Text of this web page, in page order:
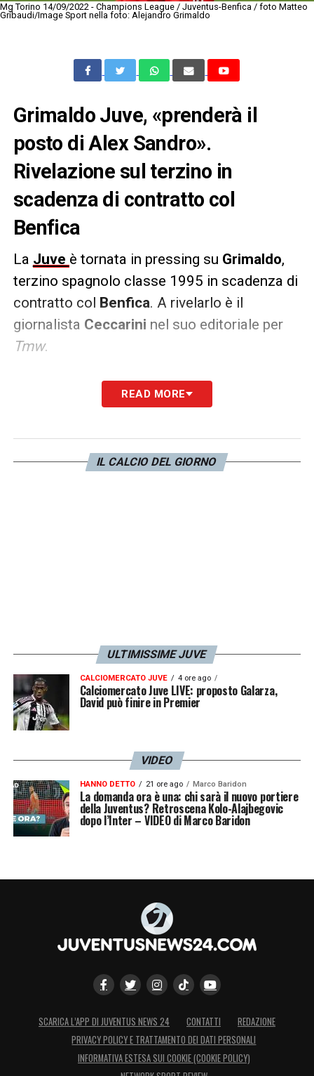
Mg Torino 14/09/2022 - Champions League / Juventus-Benfica / foto Matteo
Gribaudi/Image Sport nella foto: Alejandro Grimaldo
Grimaldo Juve, «prenderà il
posto di Alex Sandro».
Rivelazione sul terzino in
scadenza di contratto col
Benfica
La Juve è tornata in pressing su Grimaldo,
terzino spagnolo classe 1995 in scadenza di
contratto col Benfica. A rivelarlo è il
giornalista Ceccarini nel suo editoriale per
Tmw.
Grimaldo, infatti, è ilpreferito dei bianconeri
in chiave mercato per andare a sostituire
sembra) alla fine di questa stagione.
READ MORE
IL CALCIO DEL GIORNO
ULTIMISSIME JUVE
CALCIOMERCATO JUVE 4 ore ago
Calciomercato Juve LIVE: proposto Galarza,
David può finire in Premier
VIDEO
HANNO DETTO 21 ore ago Marco Baridon
La domanda ora è una: chi sarà il nuovo portiere
della Juventus? Retroscena Kolo-Alajbegovic
dopo l’Inter – VIDEO di Marco Baridon
SCARICA L’APP DI JUVENTUS NEWS 24 CONTATTI
REDAZIONE
PRIVACY POLICY E TRATTAMENTO DEI DATI PERSONALI
INFORMATIVA ESTESA SUI COOKIE (COOKIE POLICY)